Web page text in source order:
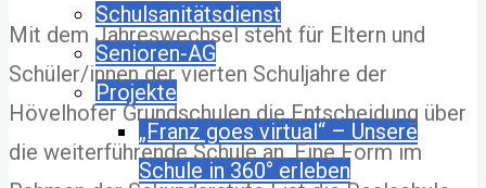
Schulsanitätsdienst
Senioren-AG
Projekte
„Franz goes virtual“ – Unsere
Schule in 360° erleben
Mit dem Jahreswechsel steht für Eltern und
Schüler/innen der vierten Schuljahre der
Hövelhofer Grundschulen die Entscheidung über
die weiterführende Schule an. Eine Form im